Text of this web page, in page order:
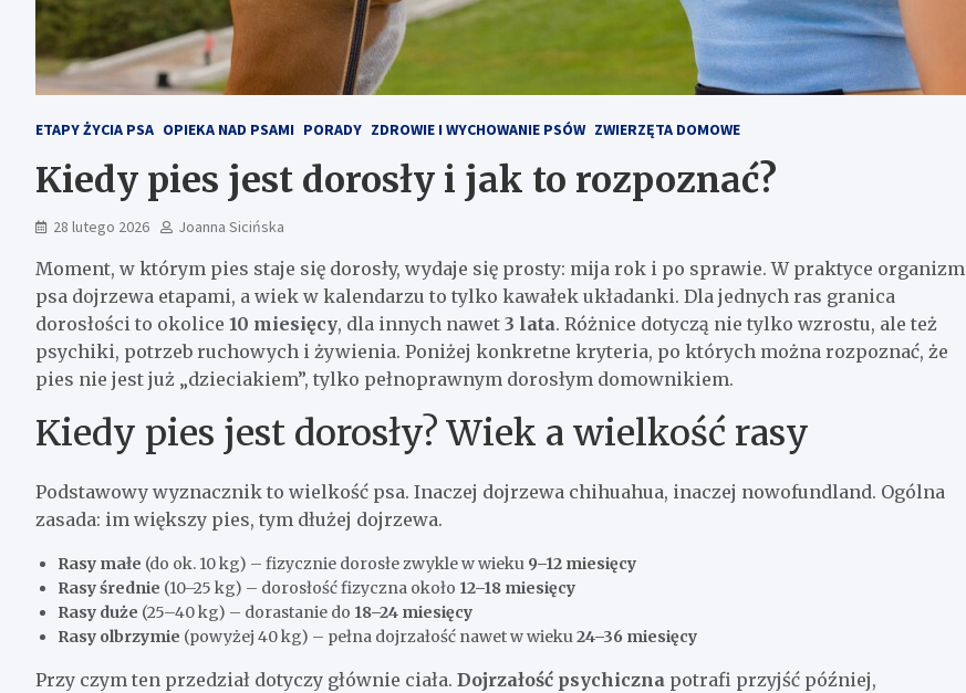
ETAPY ŻYCIA PSA OPIEKA NAD PSAMI PORADY ZDROWIE I WYCHOWANIE PSÓW ZWIERZĘTA DOMOWE
Kiedy pies jest dorosły i jak to rozpoznać?
28 lutego 2026 Joanna Sicińska
Moment, w którym pies staje się dorosły, wydaje się prosty: mija rok i po sprawie. W praktyce organizm
psa dojrzewa etapami, a wiek w kalendarzu to tylko kawałek układanki. Dla jednych ras granica
dorosłości to okolice 10 miesięcy, dla innych nawet 3 lata. Różnice dotyczą nie tylko wzrostu, ale też
psychiki, potrzeb ruchowych i żywienia. Poniżej konkretne kryteria, po których można rozpoznać, że
pies nie jest już „dzieciakiem”, tylko pełnoprawnym dorosłym domownikiem.
Kiedy pies jest dorosły? Wiek a wielkość rasy
Podstawowy wyznacznik to wielkość psa. Inaczej dojrzewa chihuahua, inaczej nowofundland. Ogólna
zasada: im większy pies, tym dłużej dojrzewa.
Rasy małe (do ok. 10 kg) – fizycznie dorosłe zwykle w wieku 9–12 miesięcy
Rasy średnie (10–25 kg) – dorosłość fizyczna około 12–18 miesięcy
Rasy duże (25–40 kg) – dorastanie do 18–24 miesięcy
Rasy olbrzymie (powyżej 40 kg) – pełna dojrzałość nawet w wieku24–36 miesięcy
Przy czym ten przedział dotyczy głównie ciała. Dojrzałość psychiczna potrafi przyjść później,